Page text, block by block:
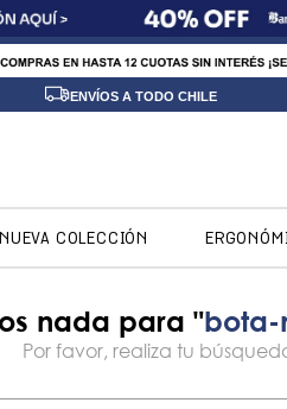
ENVÍOS A TODO CHILE
NUEVA COLECCIÓN
bota-
1.
3.